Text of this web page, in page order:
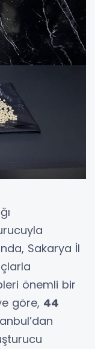
Sakarya İl
önemli bir
göre, 44